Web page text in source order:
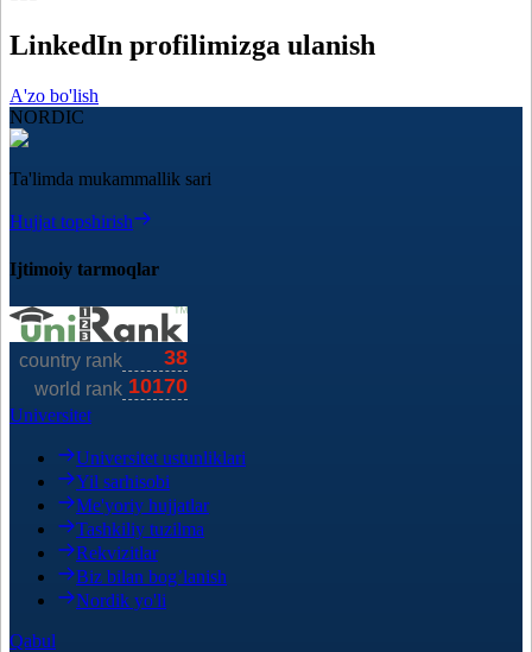
LinkedIn profilimizga ulanish
A'zo bo'lish
NORDIC
Ta'limda mukammallik sari
Hujjat topshirish
Ijtimoiy tarmoqlar
Universitet
Universitet ustunliklari
Yil sarhisobi
Me'yoriy hujjatlar
Tashkiliy tuzilma
Rekvizitlar
Biz bilan bog’lanish
Nordik yo'li
Qabul